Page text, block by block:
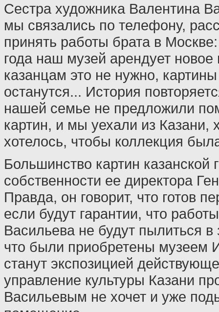
Сестра художника Валентина
мы связались по телефону,
принять работы брата в
года наш музей арендует
казанцам это не нужно,
останутся... История
нашей семье не предложили
картин, и мы уехали из Казани,
хотелось, чтобы коллекция
Большинство картин казанской
собственности ее директора
Правда, он говорит, что готов
если будут гарантии, что
Васильева не будут пылиться в
что были приобретены музеем
станут экспозицией
управление культуры Казани
Васильевым не хочет и уже